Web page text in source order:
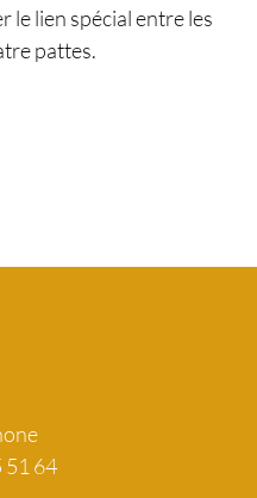
le lien spécial entre les
pattes.
51 64